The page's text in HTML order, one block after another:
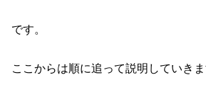
です。
ここからは順に追って説明していきま